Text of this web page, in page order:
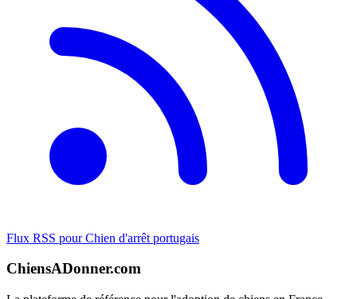
Flux RSS pour Chien d'arrêt portugais
ChiensADonner.com